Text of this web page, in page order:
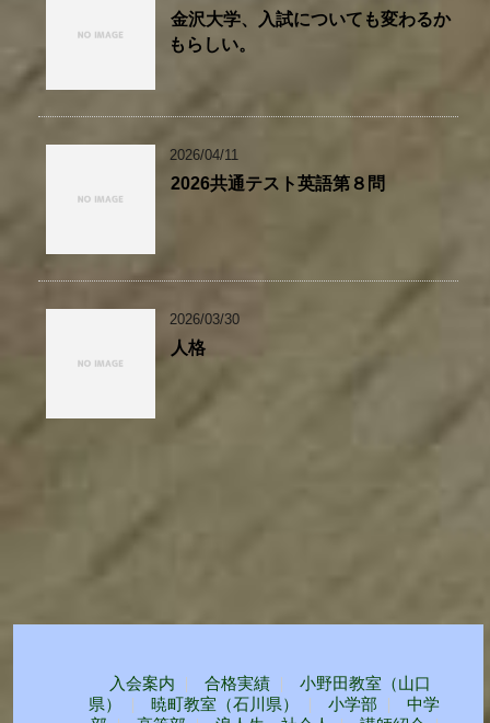
金沢大学、入試についても変わるか
もらしい。
2026/04/11
2026共通テスト英語第８問
2026/03/30
人格
入会案内 合格実績
小野田教室（山口
県）
暁町教室（石川県） 小学部
中学